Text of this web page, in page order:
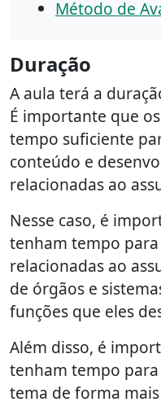
Método de
Duração
A aula terá a
É importante que
tempo suficiente
conteúdo e
relacionadas ao
Nesse caso, é
tenham tempo
relacionadas ao
de órgãos e
funções que eles
Além disso, é
tenham tempo
tema de forma